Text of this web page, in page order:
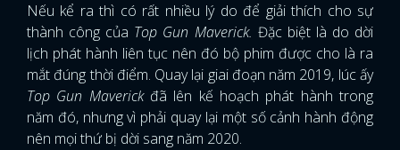
Nếu kể ra thì có rất nhiều lý do để giải thích cho sự
thành công của Top Gun Maverick. Đặc biệt là do dời
lịch phát hành liên tục nên đó bộ phim được cho là ra
mắt đúng thời điểm. Quay lại giai đoạn năm 2019, lúc ấy
Top Gun Maverick đã lên kế hoạch phát hành trong
năm đó, nhưng vì phải quay lại một số cảnh hành động
nên mọi thứ bị dời sang năm 2020.